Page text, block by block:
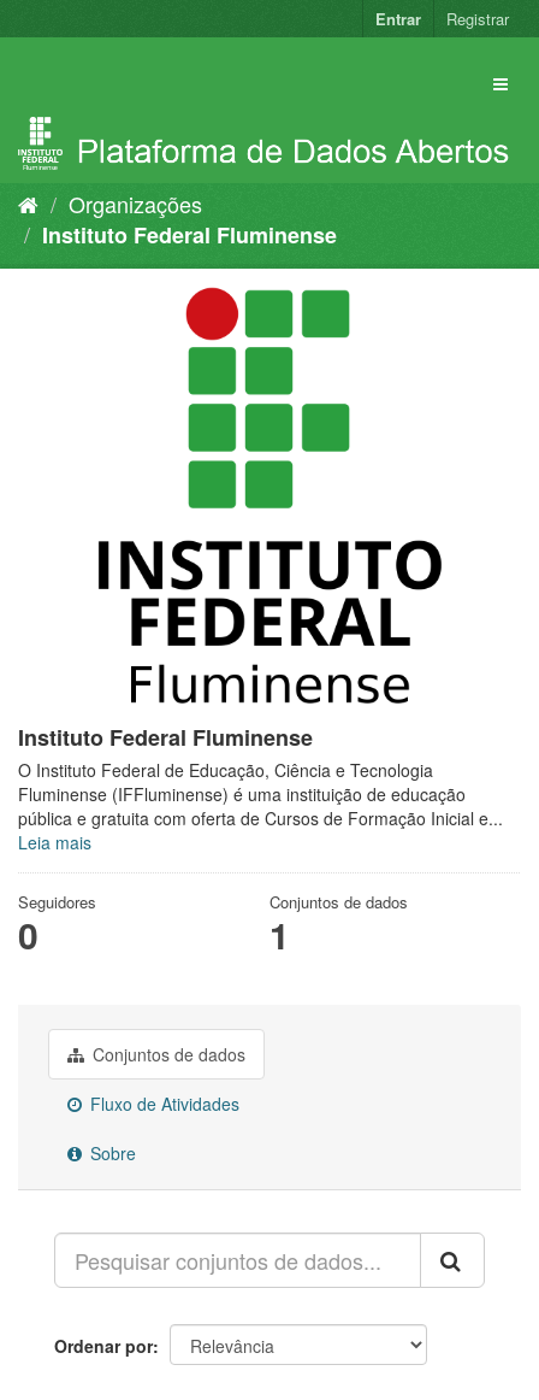
para
Entrar Registrar
Organizações
Instituto Federal Fluminense
Instituto Federal Fluminense
O Instituto Federal de Educação, Ciência e Tecnologia
Fluminense (IFFluminense) é uma instituição de educação
pública e gratuita com oferta de Cursos de Formação Inicial e...
Leia mais
Seguidores
0
Conjuntos de dados
1
Conjuntos de dados
Fluxo de Atividades
Sobre
Ordenar por